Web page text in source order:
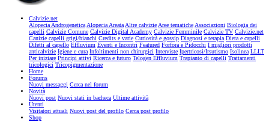
Calvizie.net
Alopecia AndrogeneticaAlopecia AreataAltre calvizieAree tematicheAssociazioni Biologia dei
capelli Calvizie Comune Calvizie Digital Academy Calvizie Femminile Calvizie TV Calvizie.net
Canizie capelli grigi/bianchi Credits e varie Curiosità e gossip Diagnosi e terapia Dieta e capelli
Difetti al capello Effluvium Eventi e Incontri Featured Forfora e Pidocchi I migliori prodotti
anticalvizie Igiene e cura Infoltimenti non chirurgici Interviste Ipertricosi/Irsutismo Isolinea LLLT
Per iniziare Principi attivi Ricerca e futuro Telogen Effluvium Trapianto di capelli Trattamenti
tricologici Tricopigmentazione
Home
Forums
Nuovi messaggi Cerca nel forum
Novità
Nuovi post Nuovi stati in bacheca Ultime attività
Utenti
Visitatori attuali Nuovi post del profilo Cerca post profilo
Shop